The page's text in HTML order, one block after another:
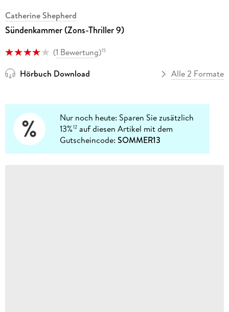
Catherine Shepherd
Sündenkammer (Zons-Thriller 9)
(1 Bewertung)15
Hörbuch Download Alle 2 Formate
Nur noch heute: Sparen Sie zusätzlich
13%12 auf diesen Artikel mit dem
Gutscheincode:SOMMER13